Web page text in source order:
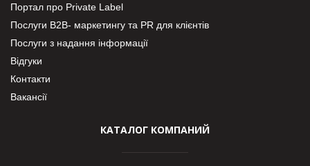
Портал про Private Label
Послуги В2В- маркетингу та PR для клієнтів
Послуги з надання інформації
Відгуки
Контакти
Вакансії
КАТАЛОГ КОМПАНИЙ